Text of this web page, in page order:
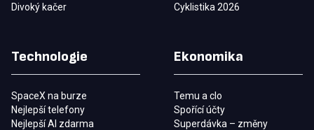
Divoký kačer
Cyklistika 2026
Technologie
SpaceX na burze
Nejlepší telefony
Nejlepší AI zdarma
Ekonomika
Temu a clo
Spořící účty
Superdávka – změny